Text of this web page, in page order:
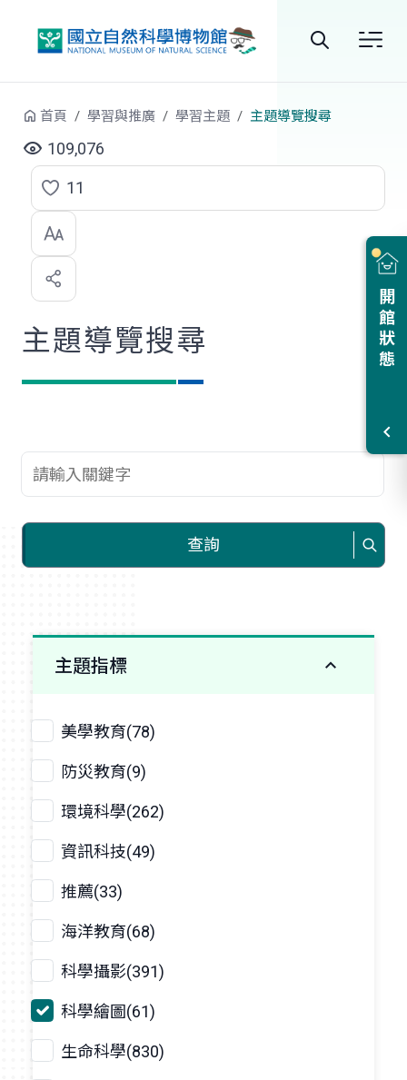
站
尋
開館狀態
首頁 學習與推廣 學習主題 主題導覽搜尋
109,076
點
選
喜
歡
11
主題導覽搜尋
查詢關鍵字
查詢
主題指標
美學教育(78)
防災教育(9)
環境科學(262)
資訊科技(49)
推薦(33)
海洋教育(68)
科學攝影(391)
科學繪圖(61)
生命科學(830)